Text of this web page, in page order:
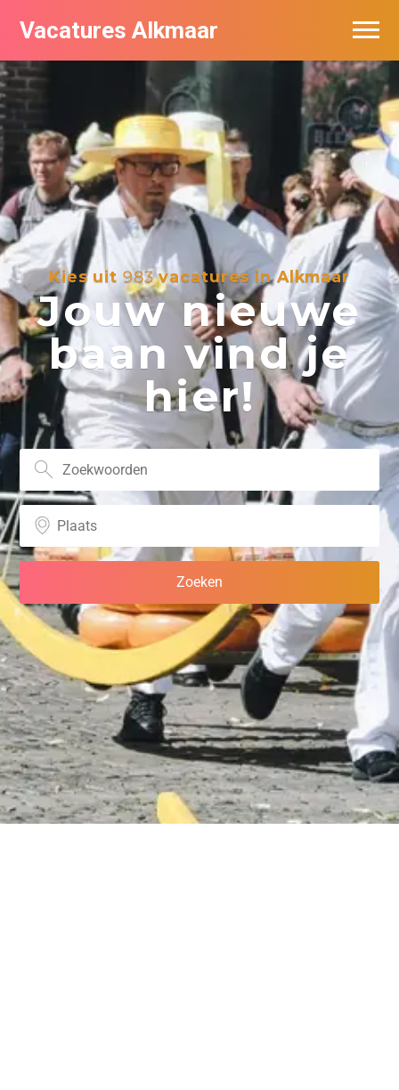
Vacatures Alkmaar
Kies uit 983vacatures in Alkmaar
Jouw nieuwe
baan vind je
hier!
Vacatures per bedrijf
Nieuwsbrief feed